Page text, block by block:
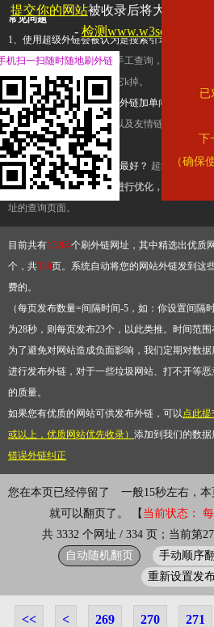
常见问题
1、使用超级外链会被认为是搜索引擎优化作弊
查询工具，模拟的是正常手工查询，不是作弊
推广竞争对手的网址，让它k掉。
2、网站优化单纯依靠超级外链加单向链接可行
链，需要结合普通的外链以及友情链接，您可
台交换友情链接。
3、如何使用超级外链效果最好？ 超级外链不同
有频繁使用超级外链工具进行优化，才能获得稳
址的查询页面。
目前共有13264个刷外链网址，其中精选出优质
个，共334页。系统自动将您的网站外链发到这
费的。
（每页发布数量=间隔时间-5，如：你设置间隔
为28秒，则每页发布23个，以此类推。时间范
为了避免对网站造成负面影响，我们定期对数
进行发布外链，对于一些垃圾网站、打不开等
的质量。
如果您有优质的网站可供发布外链，可以点此
或以上，优质网站优先收录） 添加到我们的数
错误外链纠正
您在本页已经停留了
一般15秒左右，
就可以翻页了。 【 当前状态：
共 3332 个网址 / 334 页；当前第
自动随机翻页
手动顺序
重新设置发
<< < 269 270 271
提交你的网站被收录后将大幅提升
- 检测
已
下
（确保
机扫一扫随时随地刷外链